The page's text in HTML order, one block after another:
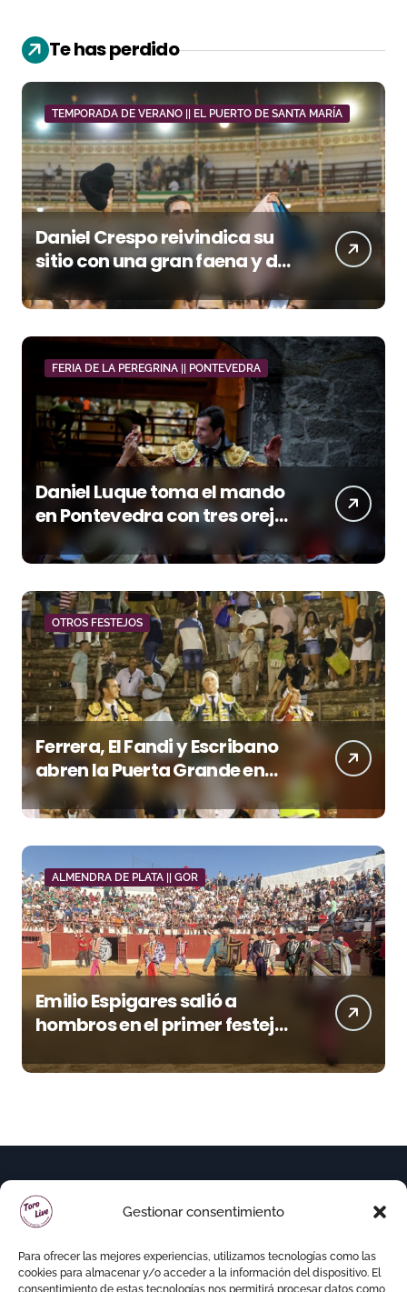
Gestionar consentimiento
Para ofrecer las mejores experiencias, utilizamos tecnologías como las
cookies para almacenar y/o acceder a la información del dispositivo. El
consentimiento de estas tecnologías nos permitirá procesar datos como
Te has perdido
TEMPORADA DE VERANO || EL PUERTO DE SANTA MARÍA
Daniel Crespo reivindica su
sitio con una gran faena y dos
orejas
FERIA DE LA PEREGRINA || PONTEVEDRA
Daniel Luque toma el mando
en Pontevedra con tres orejas
y una Puerta Grande de peso
OTROS FESTEJOS
Ferrera, El Fandi y Escribano
abren la Puerta Grande en
una tarde triunfal en Azuaga
ALMENDRA DE PLATA || GOR
Emilio Espigares salió a
hombros en el primer festejo
la Feria de Gor